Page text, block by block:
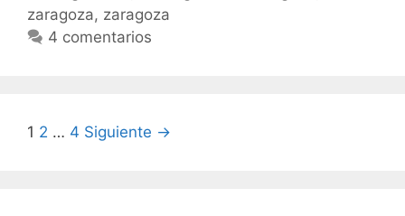
zaragoza, zaragoza
4 comentarios
Navegación
1 2 … 4 Siguiente →